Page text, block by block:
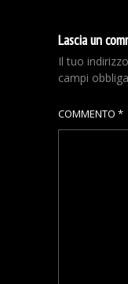
Lascia un
Il tuo
campi
COMMENTO *